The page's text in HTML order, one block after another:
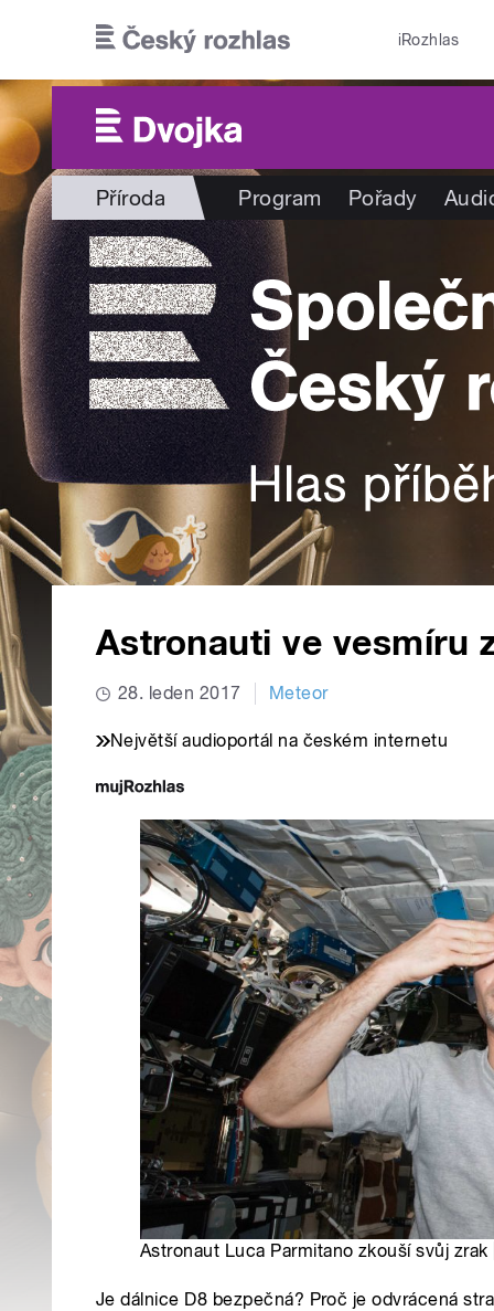
iRozhlas
Příroda Program Pořady
Astronauti ve vesmíru
28. leden 2017 Meteor
Největší audioportál na českém internetu
Astronaut Luca Parmitano zkouší svůj
Je dálnice D8 bezpečná? Proč je odvrácená